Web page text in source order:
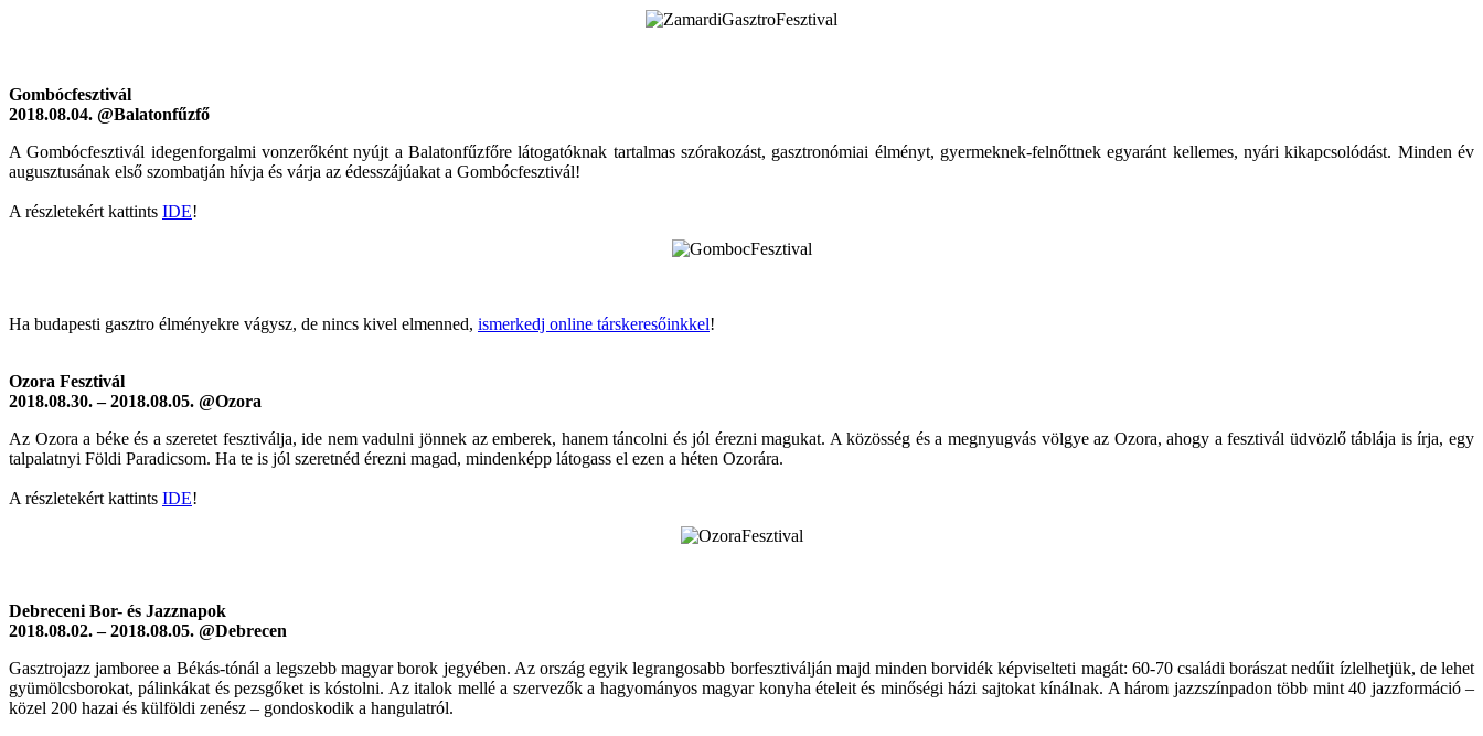
Gombócfesztivál
2018.08.04. @Balatonfűzfő
A Gombócfesztivál idegenforgalmi vonzerőként nyújt a Balatonfűzfőre látogatóknak tartalmas szórakozást, gasztronómiai élményt, gyermeknek-felnőttnek egyaránt kellemes, nyári kikapcsolódást. Minden év
augusztusának első szombatján hívja és várja az édesszájúakat a Gombócfesztivál!
A részletekért kattints IDE!
Ha budapesti gasztro élményekre vágysz, de nincs kivel elmenned, ismerkedj online társkeresőinkkel!
Ozora Fesztivál
2018.08.30. – 2018.08.05. @Ozora
Az Ozora a béke és a szeretet fesztiválja, ide nem vadulni jönnek az emberek, hanem táncolni és jól érezni magukat. A közösség és a megnyugvás völgye az Ozora, ahogy a fesztivál üdvözlő táblája is írja, egy
talpalatnyi Földi Paradicsom. Ha te is jól szeretnéd érezni magad, mindenképp látogass el ezen a héten Ozorára.
A részletekért kattints IDE!
Debreceni Bor- és Jazznapok
2018.08.02. – 2018.08.05. @Debrecen
Gasztrojazz jamboree a Békás-tónál a legszebb magyar borok jegyében. Az ország egyik legrangosabb borfesztiválján majd minden borvidék képviselteti magát: 60-70 családi borászat nedűit ízlelhetjük, de lehet
gyümölcsborokat, pálinkákat és pezsgőket is kóstolni. Az italok mellé a szervezők a hagyományos magyar konyha ételeit és minőségi házi sajtokat kínálnak. A három jazzszínpadon több mint 40 jazzformáció –
közel 200 hazai és külföldi zenész – gondoskodik a hangulatról.